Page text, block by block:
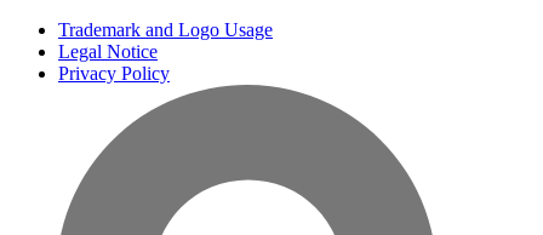
Trademark and Logo Usage
Legal Notice
Privacy Policy